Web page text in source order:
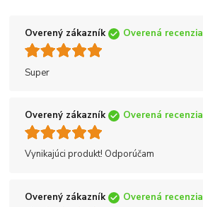
Overený zákazník Overená recenzia
Super
Overený zákazník Overená recenzia
Vynikajúci produkt! Odporúčam
Overený zákazník Overená recenzia